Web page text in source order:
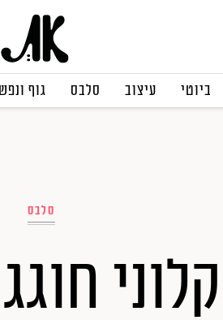
ביוטי עיצוב סלבס גוף ונפש
סלבס